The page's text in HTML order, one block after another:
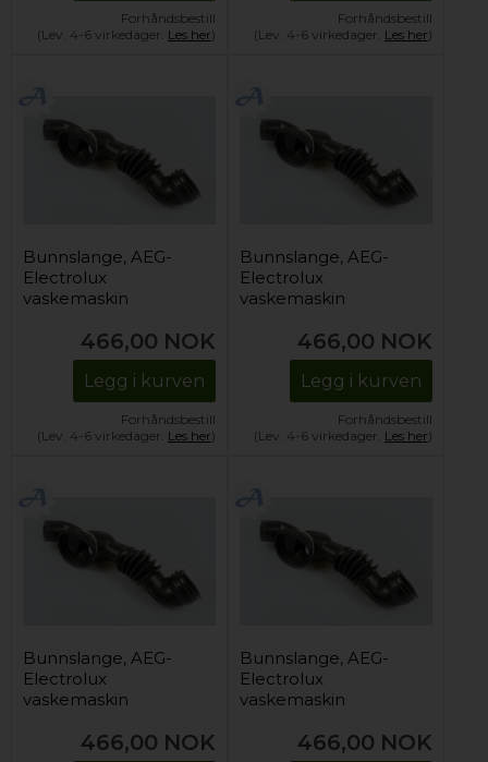
Forhåndsbestill
(Lev. 4-6 virkedager. Les her)
Forhåndsbestill
(Lev. 4-6 virkedager. Les her)
Bunnslange, AEG-
Electrolux
vaskemaskin
466,00 NOK
Legg i kurven
Forhåndsbestill
(Lev. 4-6 virkedager. Les her)
Bunnslange, AEG-
Electrolux
vaskemaskin
466,00 NOK
Legg i kurven
Forhåndsbestill
(Lev. 4-6 virkedager. Les her)
Bunnslange, AEG-
Electrolux
vaskemaskin
466,00 NOK
Bunnslange, AEG-
Electrolux
vaskemaskin
466,00 NOK